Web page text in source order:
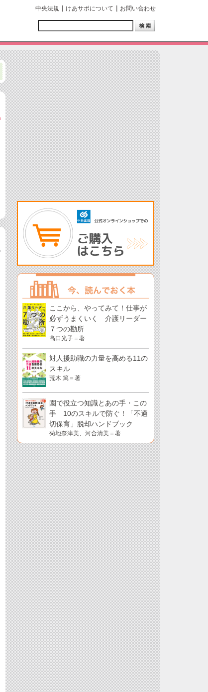
中央法規 けあサポについて お問い合わせ
ここから、やってみて！仕事が
必ずうまくいく 介護リーダー
７つの勘所
髙口光子＝著
対人援助職の力量を高める11の
スキル
荒木 篤＝著
園で役立つ知識とあの手・この
手 10のスキルで防ぐ！「不適
切保育」脱却ハンドブック
菊地奈津美、河合清美＝著